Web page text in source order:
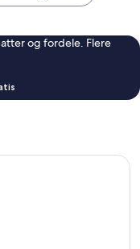
og fordele. Flere